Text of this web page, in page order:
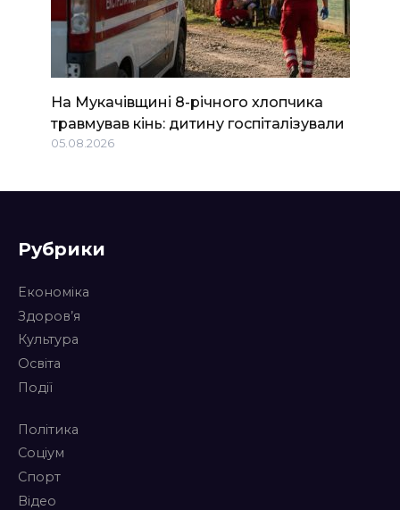
На Мукачівщині 8-річного хлопчика
травмував кінь: дитину госпіталізували
05.08.2026
Рубрики
Економіка
Здоров’я
Культура
Освіта
Події
Політика
Соціум
Спорт
Відео